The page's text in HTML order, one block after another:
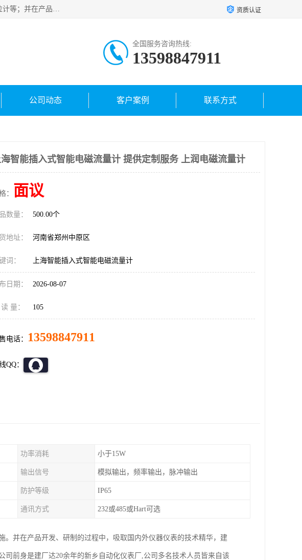
河南福瑞德仪表有限公司是生产销售电容液位计、液氨液位计、小量程液位计定制、智能锅炉水位计、液氮液位计等；并在产品开发、研制的过程中，吸取国内外仪器仪表的技术精华，建立了一支高、精、尖的科研开发队伍，使产品性能不断升级。 资质认证
全国服务咨询热线:
13598847911
公司动态 客户案例 联系方式
智能插入式智能电磁流量计 提供定制服务 上润电磁流量计
： 面议
数量： 500.00个
地址： 河南省郑州中原区
词： 上海智能插入式智能电磁流量计
日期： 2026-08-07
量： 105
电话： 13598847911
QQ：
功率消耗 小于15W
输出信号 模拟输出，频率输出，脉冲输出
防护等级 IP65
通讯方式 232或485或Hart可选
并在产品开发、研制的过程中，吸取国内外仪器仪表的技术精华，建
前身是建厂达20余年的新乡自动化仪表厂,公司多名技术人员皆来自该